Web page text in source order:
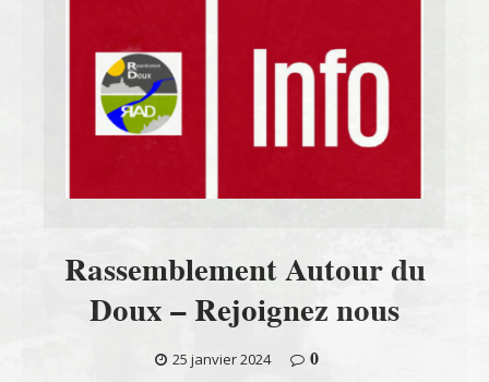
Rassemblement Autour du
Doux – Rejoignez nous
25 janvier 2024
0